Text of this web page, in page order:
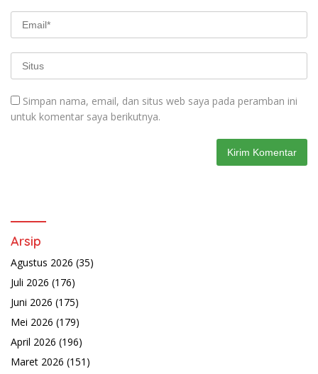
Simpan nama, email, dan situs web saya pada peramban ini
untuk komentar saya berikutnya.
Arsip
Agustus 2026 (35)
Juli 2026 (176)
Juni 2026 (175)
Mei 2026 (179)
April 2026 (196)
Maret 2026 (151)